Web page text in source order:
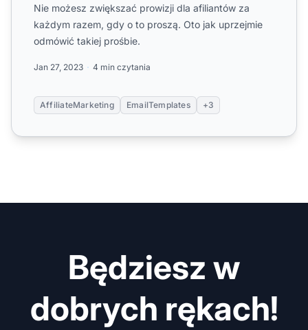
Nie możesz zwiększać prowizji dla afiliantów za
każdym razem, gdy o to proszą. Oto jak uprzejmie
odmówić takiej prośbie.
Jan 27, 2023 4 min czytania
AffiliateMarketing EmailTemplates +3
Będziesz w
dobrych rękach!